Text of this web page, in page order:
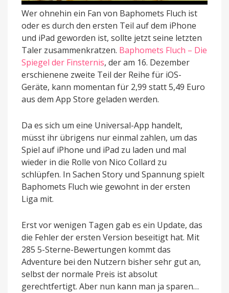
Wer ohnehin ein Fan von Baphomets Fluch ist
oder es durch den ersten Teil auf dem iPhone
und iPad geworden ist, sollte jetzt seine letzten
Taler zusammenkratzen. Baphomets Fluch – Die
Spiegel der Finsternis, der am 16. Dezember
erschienene zweite Teil der Reihe für iOS-
Geräte, kann momentan für 2,99 statt 5,49 Euro
aus dem App Store geladen werden.
Da es sich um eine Universal-App handelt,
müsst ihr übrigens nur einmal zahlen, um das
Spiel auf iPhone und iPad zu laden und mal
wieder in die Rolle von Nico Collard zu
schlüpfen. In Sachen Story und Spannung spielt
Baphomets Fluch wie gewohnt in der ersten
Liga mit.
Erst vor wenigen Tagen gab es ein Update, das
die Fehler der ersten Version beseitigt hat. Mit
285 5-Sterne-Bewertungen kommt das
Adventure bei den Nutzern bisher sehr gut an,
selbst der normale Preis ist absolut
gerechtfertigt. Aber nun kann man ja sparen…